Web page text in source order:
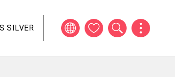
SILVER